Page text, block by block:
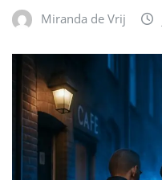
Miranda de Vrij